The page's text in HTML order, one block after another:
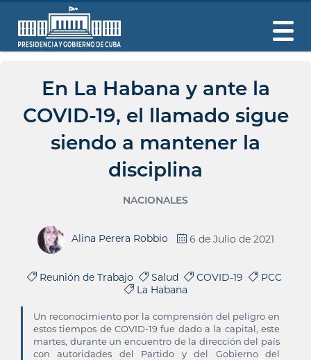
En La Habana y ante la
COVID-19, el llamado sigue
siendo a mantener la
disciplina
NACIONALES
Alina Perera Robbio 6 de Julio de 2021
Reunión de Trabajo Salud COVID-19
PCC
La Habana
Un reconocimiento por la comprensión del peligro en
estos tiempos de COVID-19 fue dado a la capital, este
martes, durante un encuentro de la dirección del país
con autoridades del Partido y del Gobierno del